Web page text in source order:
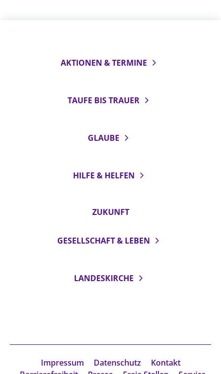
AKTIONEN & TERMINE
TAUFE BIS TRAUER
GLAUBE
HILFE & HELFEN
ZUKUNFT
GESELLSCHAFT & LEBEN
LANDESKIRCHE
Impressum Datenschutz
Kontakt